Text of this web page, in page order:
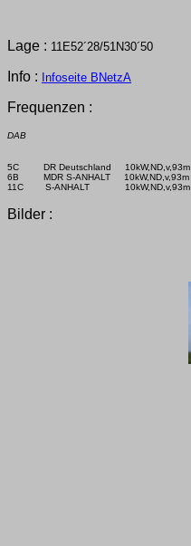
Lage : 11E52´28/51N30´50
Info : Infoseite BNetzA
Frequenzen :
DAB
5C         DR Deutschland     10kW,ND,v,93m
6B         MDR S-ANHALT     10kW,ND,v,93m
11C        S-ANHALT             10kW,ND,v,93m
Bilder :